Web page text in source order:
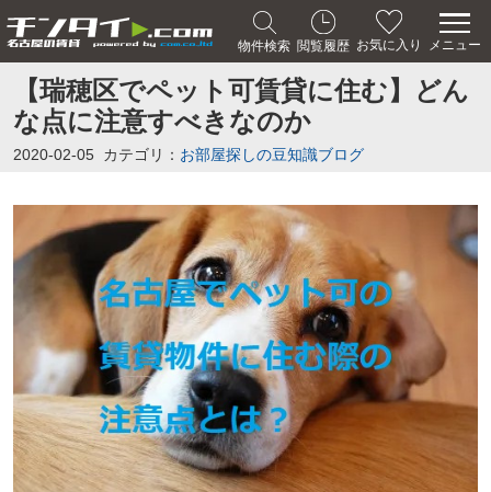
物件検索 閲覧履歴 お気に入り メニュー
【瑞穂区でペット可賃貸に住む】どん
な点に注意すべきなのか
2020-02-05 カテゴリ： お部屋探しの豆知識ブログ